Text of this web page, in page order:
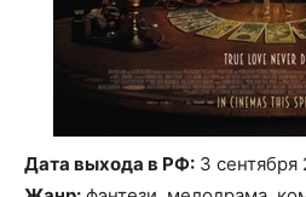
Дата выхода в РФ: 3 сентября